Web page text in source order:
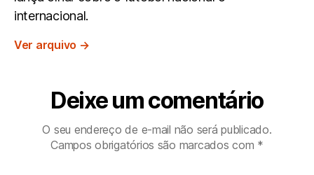
internacional.
Ver arquivo →
Deixe um comentário
O seu endereço de e-mail não será publicado.
Campos obrigatórios são marcados com *